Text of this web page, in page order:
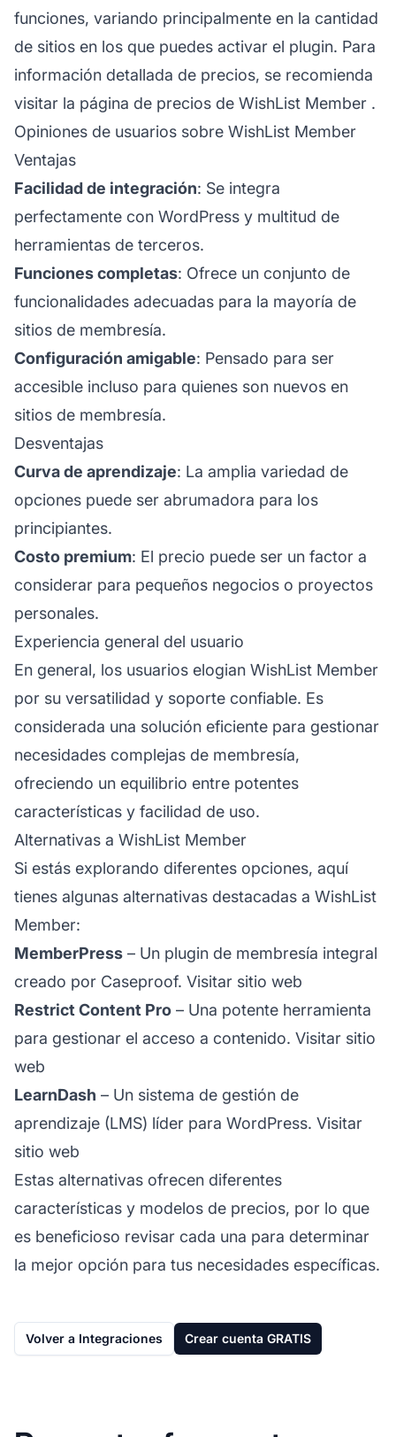
funciones, variando principalmente en la cantidad
de sitios en los que puedes activar el plugin. Para
información detallada de precios, se recomienda
visitar la página de precios de WishList Member .
Opiniones de usuarios sobre WishList Member
Ventajas
Facilidad de integración: Se integra
perfectamente con WordPress y multitud de
herramientas de terceros.
Funciones completas: Ofrece un conjunto de
funcionalidades adecuadas para la mayoría de
sitios de membresía.
Configuración amigable: Pensado para ser
accesible incluso para quienes son nuevos en
sitios de membresía.
Desventajas
Curva de aprendizaje: La amplia variedad de
opciones puede ser abrumadora para los
principiantes.
Costo premium: El precio puede ser un factor a
considerar para pequeños negocios o proyectos
personales.
Experiencia general del usuario
En general, los usuarios elogian WishList Member
por su versatilidad y soporte confiable. Es
considerada una solución eficiente para gestionar
necesidades complejas de membresía,
ofreciendo un equilibrio entre potentes
características y facilidad de uso.
Alternativas a WishList Member
Si estás explorando diferentes opciones, aquí
tienes algunas alternativas destacadas a WishList
Member:
MemberPress – Un plugin de membresía integral
creado por Caseproof. Visitar sitio web
Restrict Content Pro – Una potente herramienta
para gestionar el acceso a contenido. Visitar sitio
web
LearnDash – Un sistema de gestión de
aprendizaje (LMS) líder para WordPress. Visitar
sitio web
Estas alternativas ofrecen diferentes
características y modelos de precios, por lo que
es beneficioso revisar cada una para determinar
la mejor opción para tus necesidades específicas.
Volver a Integraciones Crear cuenta GRATIS